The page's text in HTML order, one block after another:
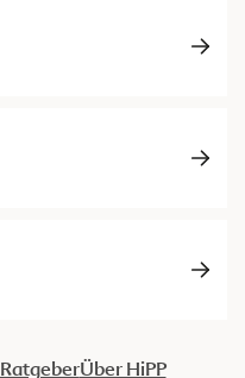
RatgeberÜber HiPP